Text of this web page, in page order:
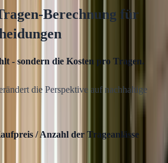
Berechnung für
- sondern die Kosten pro Tragen.
die Perspektive auf nachhaltige
/ Anzahl der Trageanlässe